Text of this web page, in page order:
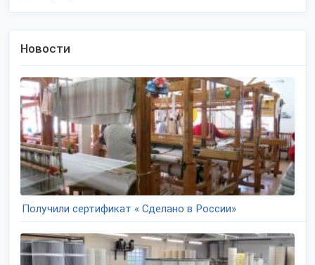
Новости
Получили сертификат « Сделано в России»